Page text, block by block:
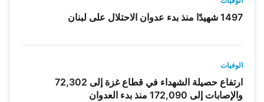
1497 شهيدًا منذ بدء عدوان الاحتلال على لبنان
الوفيات
ارتفاع حصيلة الشهداء في قطاع غزة إلى 72,302
والإصابات إلى 172,090 منذ بدء العدوان